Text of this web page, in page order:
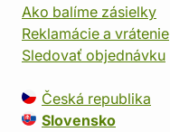
Ako balíme zásielky
Reklamácie a vrátenie
Sledovať objednávku
Česká republika
Slovensko